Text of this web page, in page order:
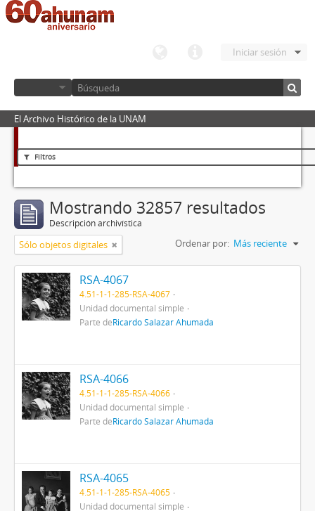
Iniciar sesión
El Archivo Histórico de la UNAM
Filtros
Mostrando 32857 resultados
Descripción archivística
Sólo objetos digitales Ordenar por: Más reciente
RSA-4067
4.51-1-1-285-RSA-4067
Unidad documental simple
Parte deRicardo Salazar Ahumada
RSA-4066
4.51-1-1-285-RSA-4066
Unidad documental simple
Parte deRicardo Salazar Ahumada
RSA-4065
4.51-1-1-285-RSA-4065
Unidad documental simple